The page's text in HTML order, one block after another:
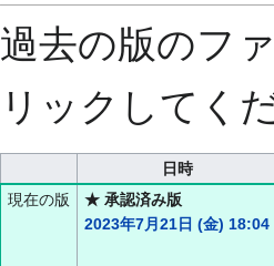
過去の版のフ
リックしてく
日時
現在の版
★ 承認済み版
2023年7月21日 (金) 18:04